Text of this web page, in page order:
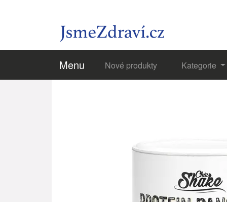
Menu Nové produkty Kategorie